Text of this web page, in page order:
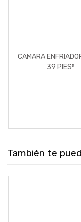
CAMARA
39 PIES³
También te